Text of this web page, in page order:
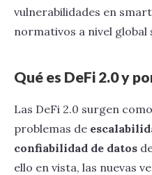
vulnerabilidades en
normativos a nivel global
Qué es DeFi 2.0 y
Las DeFi 2.0 surgen
problemas de
confiabilidad de datos
ello en vista, las nuevas